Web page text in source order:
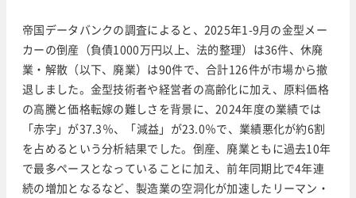
帝国データバンクの調査によると、2025年1-9月の金型メー
カーの倒産（負債1000万円以上、法的整理）は36件、休廃
業・解散（以下、廃業）は90件で、合計126件が市場から撤
退しました。金型技術者や経営者の高齢化に加え、原料価格
の高騰と価格転嫁の難しさを背景に、2024年度の業績では
「赤字」が37.3％、「減益」が23.0％で、業績悪化が約6割
を占めるという分析結果でした。倒産、廃業ともに過去10年
で最多ペースとなっていることに加え、前年同期比で4年連
続の増加となるなど、製造業の空洞化が加速したリーマン・